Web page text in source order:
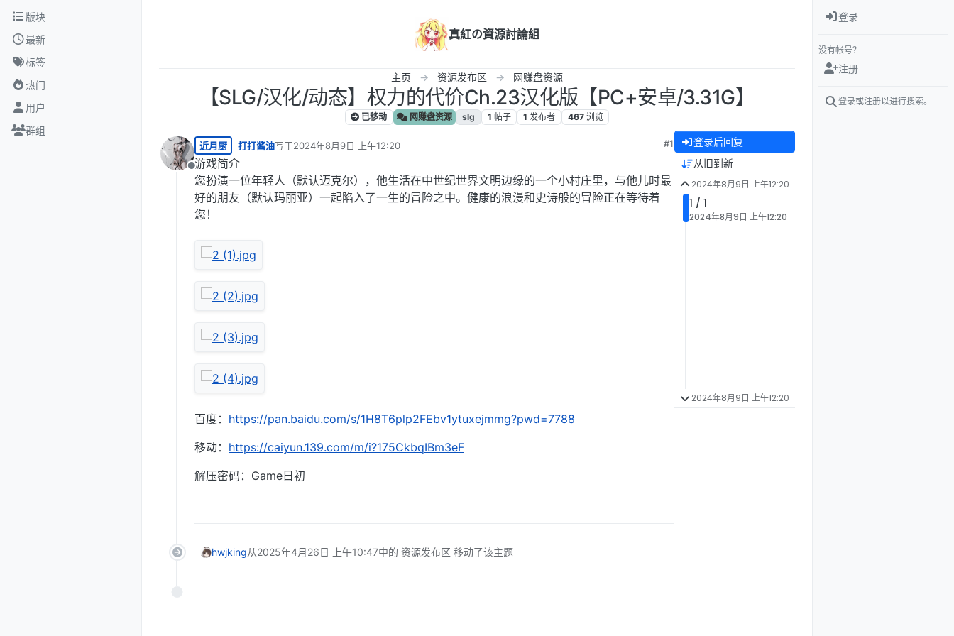
跳转至内容
版块
最新
标签
热门
用户
群组
真紅の資源討論組
主页 资源发布区 网赚盘资源
【SLG/汉化/动态】权力的代价Ch.23汉化版【PC+安卓/3.31G】
已移动 网赚盘资源 slg 1 帖子 1 发布者 467 浏览
离线
近月厨 打打酱油写于2024年8月9日 上午12:20
最后由 编辑
#1
游戏简介
您扮演一位年轻人（默认迈克尔），他生活在中世纪世界文明边缘的一个小村庄里，与他儿时最
好的朋友（默认玛丽亚）一起陷入了一生的冒险之中。健康的浪漫和史诗般的冒险正在等待着
您！
百度： https://pan.baidu.com/s/1H8T6plp2FEbv1ytuxejmmg?pwd=7788
移动： https://caiyun.139.com/m/i?175CkbqIBm3eF
解压密码：Game日初
hwjking从2025年4月26日 上午10:47中的 资源发布区 移动了该主题
登录后回复
从旧到新
2024年8月9日 上午12:20
1 / 1
2024年8月9日 上午12:20
2024年8月9日 上午12:20
登录
没有帐号？
注册
登录或注册以进行搜索。